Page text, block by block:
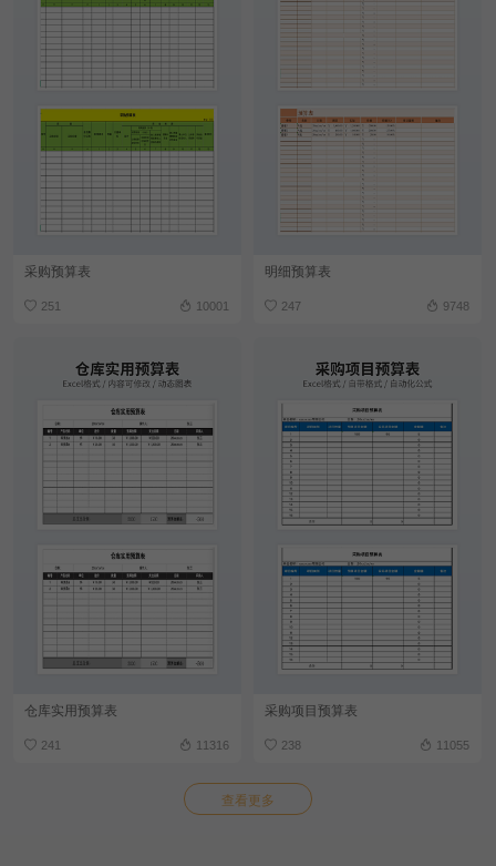
采购预算表
251 10001
明细预算表
247 9748
仓库实用预算表
241 11316
采购项目预算表
238 11055
查看更多